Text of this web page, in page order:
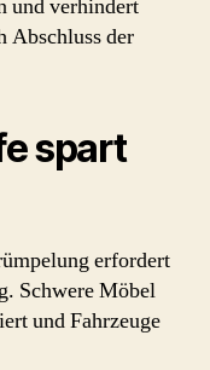
und verhindert
Abschluss der
spart
erfordert
Schwere Möbel
und Fahrzeuge